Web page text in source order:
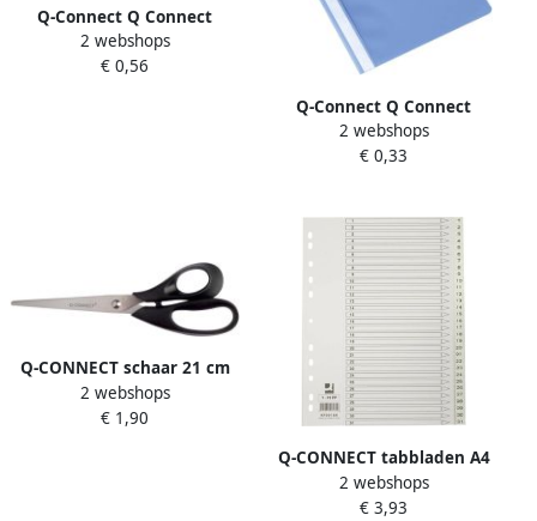
Q-Connect Q Connect
markeerstift groen
2 webshops
€ 0,56
Q-Connect Q Connect
snelhechtmap lichtblauw
2 webshops
€ 0,33
Q-CONNECT schaar 21 cm
asymmetrische ogen op
blister
2 webshops
€ 1,90
Q-CONNECT tabbladen A4
PP 11-gaatsperforatie met
indexblad set van 1-31 wit
2 webshops
€ 3,93